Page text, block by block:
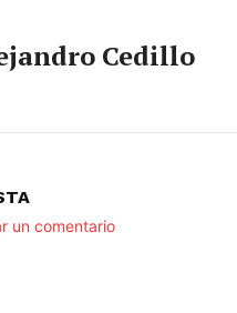
Cedillo
un comentario